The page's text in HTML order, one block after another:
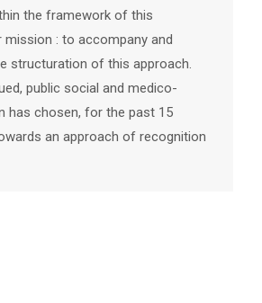
the framework of this
mission : to accompany and
structuration of this approach.
public social and medico-
has chosen, for the past 15
an approach of recognition